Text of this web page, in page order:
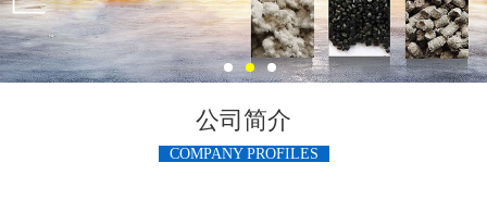
公司简介
COMPANY PROFILES